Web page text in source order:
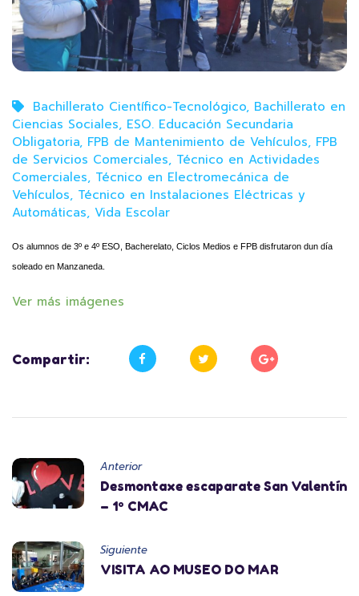
Bachillerato Científico-Tecnológico, Bachillerato en
Ciencias Sociales, ESO. Educación Secundaria
Obligatoria, FPB de Mantenimiento de Vehículos, FPB
de Servicios Comerciales, Técnico en Actividades
Comerciales, Técnico en Electromecánica de
Vehículos, Técnico en Instalaciones Eléctricas y
Automáticas, Vida Escolar
Os alumnos de 3º e 4º ESO, Bacherelato, Ciclos Medios e FPB disfrutaron dun día
soleado en Manzaneda.
Ver más imágenes
Compartir:
Anterior
Desmontaxe escaparate San Valentín
– 1º CMAC
Siguiente
VISITA AO MUSEO DO MAR